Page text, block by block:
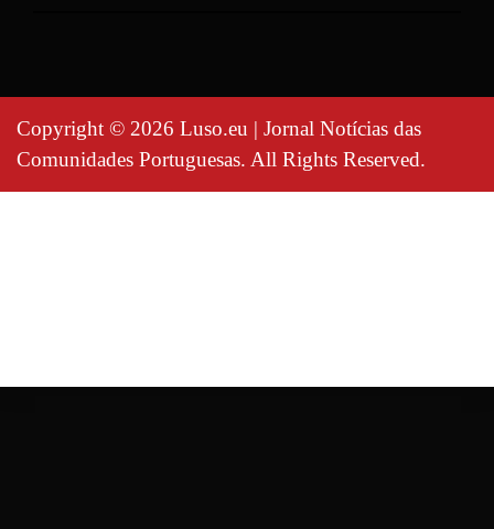
Copyright © 2026 Luso.eu | Jornal Notícias das
Comunidades Portuguesas. All Rights Reserved.